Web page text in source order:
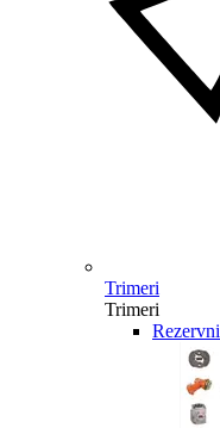
Trimeri
Trimeri